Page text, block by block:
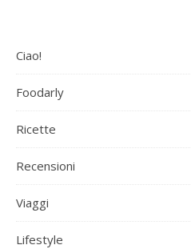
Ciao!
Foodarly
Ricette
Recensioni
Viaggi
Lifestyle